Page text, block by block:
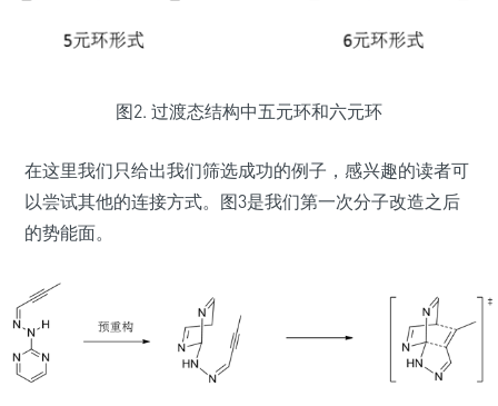
图2. 过渡态结构中五元环和六元环
在这里我们只给出我们筛选成功的例子，感兴趣的读者可
以尝试其他的连接方式。图3是我们第一次分子改造之后
的势能面。